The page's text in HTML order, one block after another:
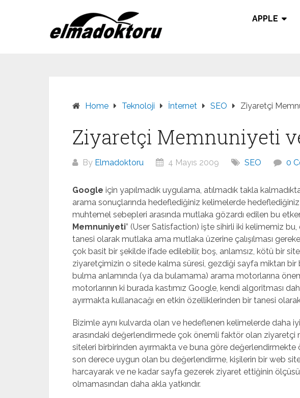
APPLE
Home Teknoloji İnternet SEO Ziyaretçi
Ziyaretçi Memnuniyeti
By Elmadoktoru 4 Mayıs 2009 SEO 0
Google için yapılmadık uygulama, atılmadık takla
arama sonuçlarında hedeflediğiniz kelimelerde
muhtemel sebepleri arasında mutlaka gözardı edilen bu
Memnuniyeti” (User Satisfaction) işte sihirli iki kelimemiz
tanesi olarak mutlaka ama mutlaka üzerine çalışılması
çok basit bir şekilde ifade edilebilir, boş, anlamsız, kötü bir
ziyaretçimizin o sitede kalma süresi, gezdiği sayfa miktarı bir
bulma anlamında (ya da bulamama) arama motorlarına
motorlarının ki burada kastımız Google, kendi algoritması
ayırmakta kullanacağı en etkin özelliklerinden bir tanesi
Bizimle aynı kulvarda olan ve hedeflenen kelimelerde daha
arasındaki değerlendirmede çok önemli faktör olan ziyaretçi
siteleri birbirinden ayırmakta ve buna göre değerlendirmekte
son derece uygun olan bu değerlendirme, kişilerin bir web
harcayarak ve ne kadar sayfa gezerek ziyaret ettiğinin
olmamasından daha akla yatkındır.